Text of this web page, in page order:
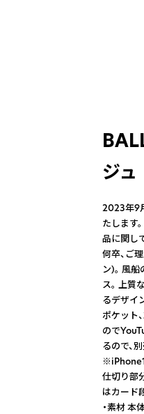
ジュ
2023年9
たします
品に関し
何卒、ご
ン)。 風
ス。 上質
るデザイ
ポケット
ので
るので、
仕切り部
はカード
・素材 本